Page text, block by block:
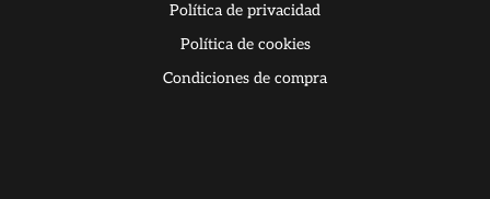
Política de privacidad
Política de cookies
Condiciones de compra